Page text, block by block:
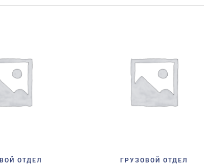
Quick View
ОТДЕЛ Add to wishlist Quick View
ГРУЗОВОЙ ОТДЕЛ